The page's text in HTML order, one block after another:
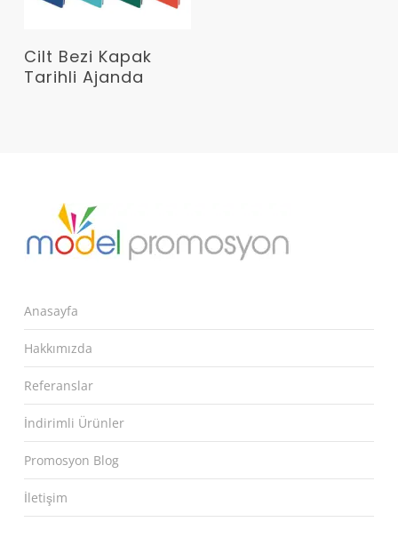
Devamını Oku
Cilt Bezi Kapak
Tarihli Ajanda
Anasayfa
Hakkımızda
Referanslar
İndirimli Ürünler
Promosyon Blog
İletişim